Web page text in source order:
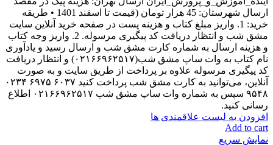
ارسال شهرستان: 45 هزار تومان (قیمت تا اسفند 1401 • طریقه
خرید: 1. واریز مبلغ کتاب و هزینه پست در صفحه خرید آنلاین سایت
مشق شب و انتظار دریافت کد پیگیری مرسوله. 2. واریز وجه کتاب
و هزینه ارسال به شماره کارت مشق شب و ارسال رسید و یادآوری
نام کتاب به وات ساپ مشق شب(۰۲۱۶۶۹۶۲۵۱۷) و انتظار دریافت
کد پیگیری مرسوله علاوه بر پرداخت از طریق سایت و به صورت
آنلاین، می‌توانید به کارت مشق شب پرداخت کنید ۶۰۳۷ ۶۹۷۵ ۰۲۳۴
۹۵۴۸ سپس به شماره وات ساپ مشق شب ۰۲۱۶۶۹۶۲۵۱۷ اطلاع
رسانی کنید.
افزودن به لیست علاقمندی ها
Add to cart
نمایش سریع